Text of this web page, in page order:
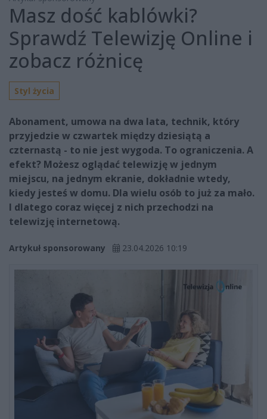
Masz dość kablówki?
Sprawdź Telewizję Online i
zobacz różnicę
Styl życia
Abonament, umowa na dwa lata, technik, który
przyjedzie w czwartek między dziesiątą a
czternastą - to nie jest wygoda. To ograniczenia. A
efekt? Możesz oglądać telewizję w jednym
miejscu, na jednym ekranie, dokładnie wtedy,
kiedy jesteś w domu. Dla wielu osób to już za mało.
I dlatego coraz więcej z nich przechodzi na
telewizję internetową.
Artykuł sponsorowany 23.04.2026 10:19